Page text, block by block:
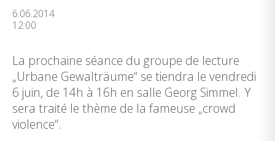
6.06.2014
12:00
La prochaine séance du groupe de lecture
„Urbane Gewalträume“ se tiendra le vendredi
6 juin, de 14h à 16h en salle Georg Simmel. Y
sera traité le thème de la fameuse „crowd
violence“.